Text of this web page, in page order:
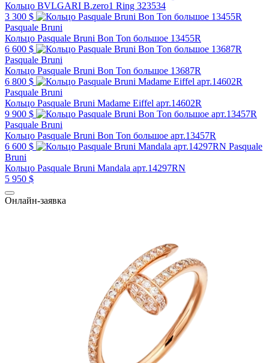
Кольцо BVLGARI B.zero1 Ring 323534
3 300 $
Pasquale Bruni
Кольцо Pasquale Bruni Bon Ton большое 13455R
6 600 $
Pasquale Bruni
Кольцо Pasquale Bruni Bon Ton большое 13687R
6 800 $
Pasquale Bruni
Кольцо Pasquale Bruni Madame Eiffel арт.14602R
9 900 $
Pasquale Bruni
Кольцо Pasquale Bruni Bon Ton большое арт.13457R
6 600 $
Pasquale
Bruni
Кольцо Pasquale Bruni Mandala арт.14297RN
5 950 $
Онлайн-заявка